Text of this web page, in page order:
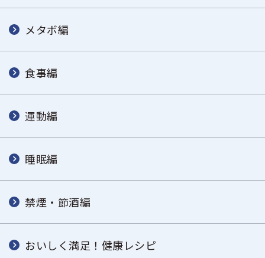
メタボ編
食事編
運動編
睡眠編
禁煙・節酒編
おいしく満足！健康レシピ